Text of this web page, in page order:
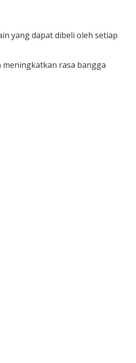
yang dapat dibeli oleh setiap
meningkatkan rasa bangga